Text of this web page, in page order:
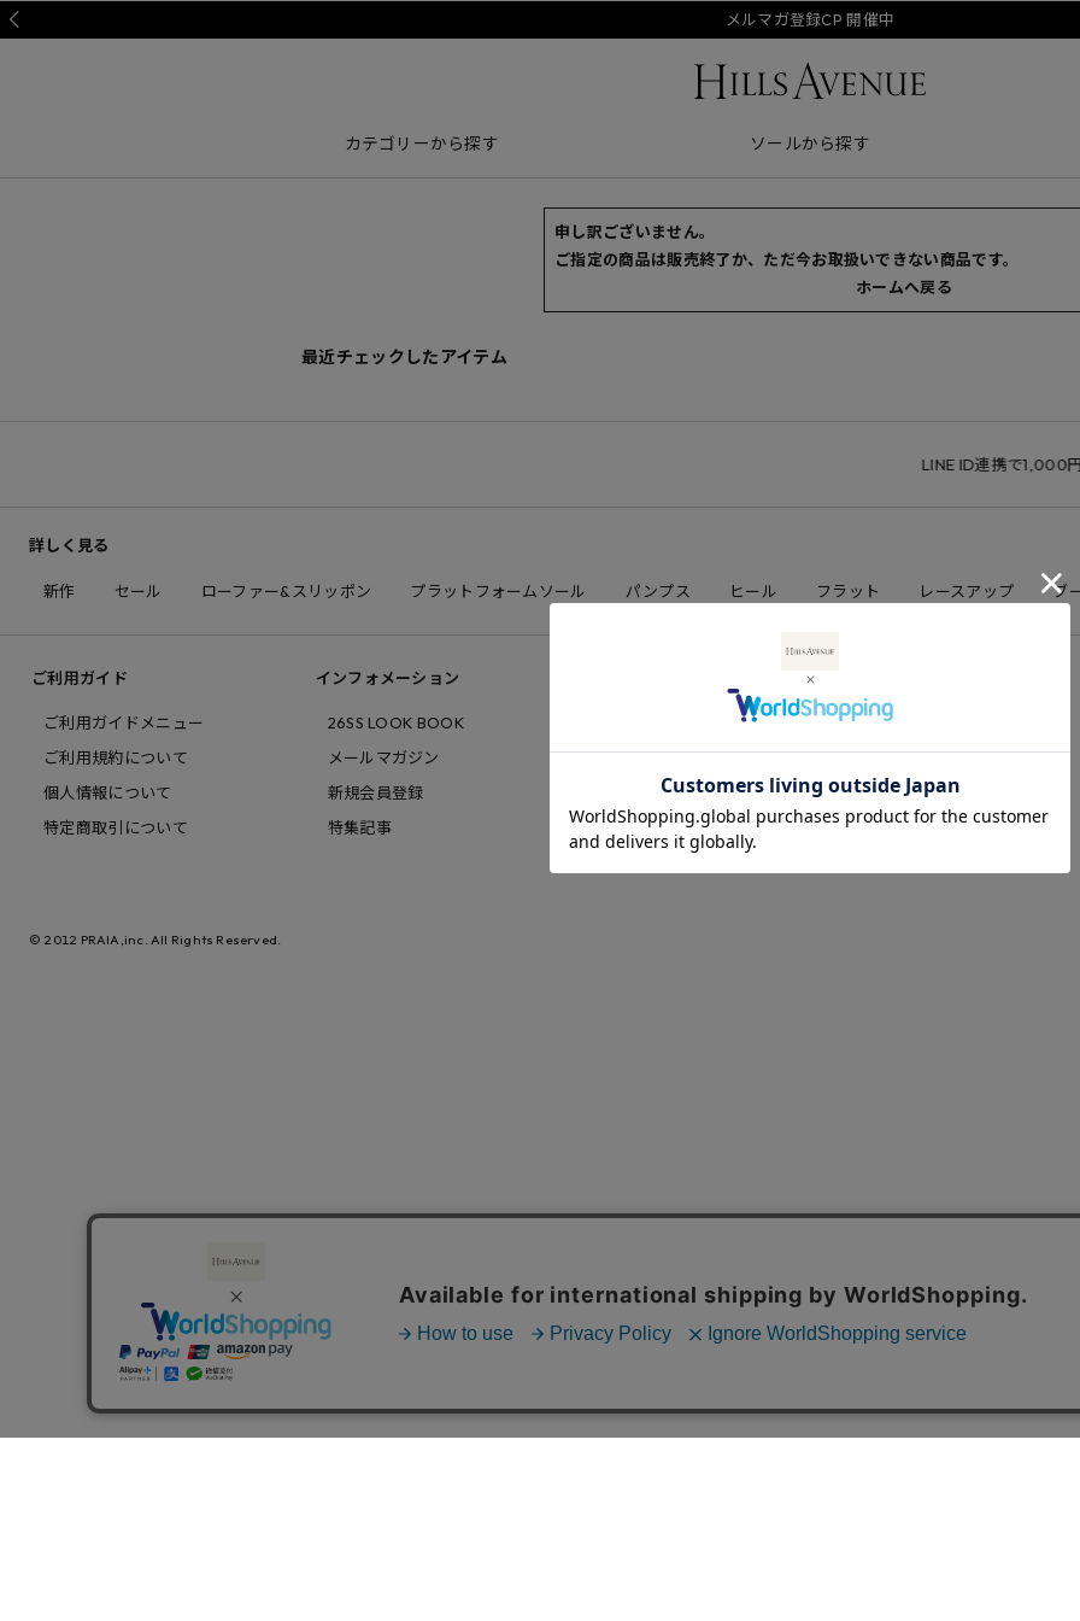
メルマガ登録CP 開催中
カテゴリーから探す ソールから探す
申し訳ございません。
ご指定の商品は販売終了か、ただ今お取扱いできない商品です。
ホームへ戻る
最近チェックしたアイテム
LINE ID連携で1,000円ク
詳しく見る
新作 セール ローファー&スリッポン プラットフォームソール パンプス ヒール フラット レースアップ ブ
ご利用ガイド
ご利用ガイドメニュー
ご利用規約について
個人情報について
特定商取引について
インフォメーション
26SS LOOK BOOK
メールマガジン
新規会員登録
特集記事
期間限定ストア
採用情報
お問い合わせ
コーポレートサイト
© 2012 PRAIA,inc. All Rights Reserved.